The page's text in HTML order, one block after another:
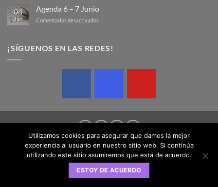
–
04
Jun
Agenda 6 – 7 Junio
Comentarios desactivados
7
¡SÍGUENOS EN LAS REDES!
AVISO LEGAL POLÍTICA DE COOKIES POLÍTICA DE PRIVACIDAD
Copyright 2026 © Federación Balear de Rugby | Design by
SednaMedia
Utilizamos cookies para asegurar que damos la mejor
experiencia al usuario en nuestro sitio web. Si continúa
utilizando este sitio asumiremos que está de acuerdo.
ESTOY DE ACUERDO